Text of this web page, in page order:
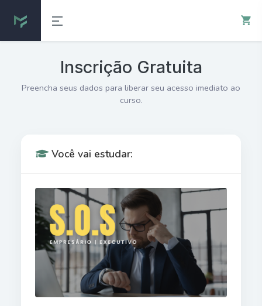
Inscrição Gratuita
Preencha seus dados para liberar seu acesso imediato ao
curso.
Você vai estudar: